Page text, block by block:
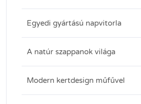
Egyedi gyártású napvitorla
A natúr szappanok világa
Modern kertdesign műfűvel